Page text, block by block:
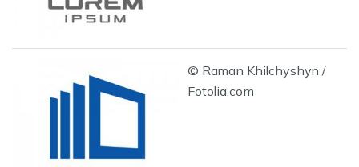
© Raman Khilchyshyn /
Fotolia.com